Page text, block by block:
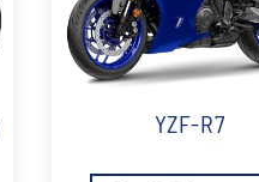
YZF-R7